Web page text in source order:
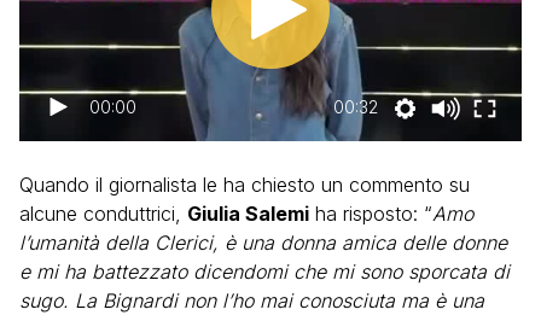
00:00 00:32
Quando il giornalista le ha chiesto un commento su
alcune conduttrici, Giulia Salemi ha risposto: “Amo
l’umanità della Clerici, è una donna amica delle donne
e mi ha battezzato dicendomi che mi sono sporcata di
sugo. La Bignardi non l’ho mai conosciuta ma è una